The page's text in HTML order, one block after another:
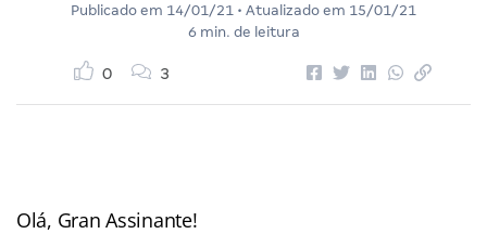
Publicado em 14/01/21 • Atualizado em 15/01/21
6 min. de leitura
0 3
Olá, Gran Assinante!